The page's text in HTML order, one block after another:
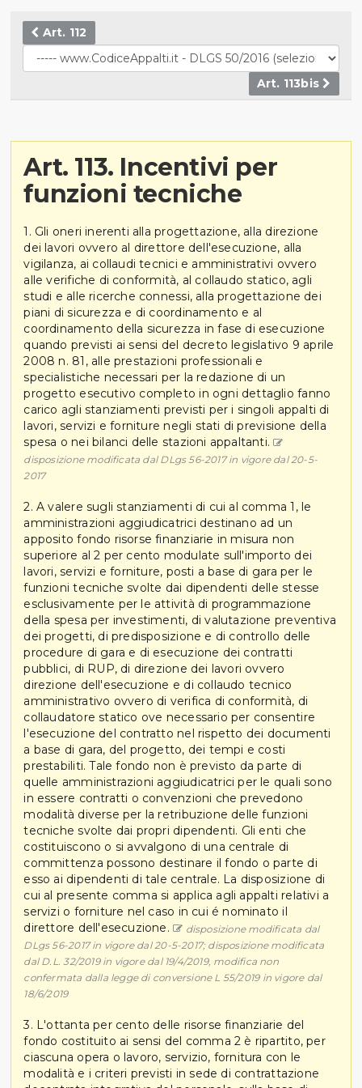
Art. 112
Art. 113bis
Art. 113. Incentivi per
funzioni tecniche
1. Gli oneri inerenti alla progettazione, alla direzione
dei lavori ovvero al direttore dell'esecuzione, alla
vigilanza, ai collaudi tecnici e amministrativi ovvero
alle verifiche di conformità, al collaudo statico, agli
studi e alle ricerche connessi, alla progettazione dei
piani di sicurezza e di coordinamento e al
coordinamento della sicurezza in fase di esecuzione
quando previsti ai sensi del decreto legislativo 9 aprile
2008 n. 81, alle prestazioni professionali e
specialistiche necessari per la redazione di un
progetto esecutivo completo in ogni dettaglio fanno
carico agli stanziamenti previsti per i singoli appalti di
lavori, servizi e forniture negli stati di previsione della
spesa o nei bilanci delle stazioni appaltanti.
disposizione modificata dal DLgs 56-2017 in vigore dal 20-5-
2017
2. A valere sugli stanziamenti di cui al comma 1, le
amministrazioni aggiudicatrici destinano ad un
apposito fondo risorse finanziarie in misura non
superiore al 2 per cento modulate sull'importo dei
lavori, servizi e forniture, posti a base di gara per le
funzioni tecniche svolte dai dipendenti delle stesse
esclusivamente per le attività di programmazione
della spesa per investimenti, di valutazione preventiva
dei progetti, di predisposizione e di controllo delle
procedure di gara e di esecuzione dei contratti
pubblici, di RUP, di direzione dei lavori ovvero
direzione dell'esecuzione e di collaudo tecnico
amministrativo ovvero di verifica di conformità, di
collaudatore statico ove necessario per consentire
l'esecuzione del contratto nel rispetto dei documenti
a base di gara, del progetto, dei tempi e costi
prestabiliti. Tale fondo non è previsto da parte di
quelle amministrazioni aggiudicatrici per le quali sono
in essere contratti o convenzioni che prevedono
modalità diverse per la retribuzione delle funzioni
tecniche svolte dai propri dipendenti. Gli enti che
costituiscono o si avvalgono di una centrale di
committenza possono destinare il fondo o parte di
esso ai dipendenti di tale centrale. La disposizione di
cui al presente comma si applica agli appalti relativi a
servizi o forniture nel caso in cui é nominato il
direttore dell'esecuzione.
disposizione modificata dal
DLgs 56-2017 in vigore dal 20-5-2017; disposizione modificata
dal D.L. 32/2019 in vigore dal 19/4/2019, modifica non
confermata dalla legge di conversione L 55/2019 in vigore dal
18/6/2019
3. L'ottanta per cento delle risorse finanziarie del
fondo costituito ai sensi del comma 2 è ripartito, per
ciascuna opera o lavoro, servizio, fornitura con le
modalità e i criteri previsti in sede di contrattazione